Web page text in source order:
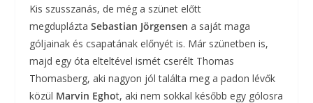
Kis szusszanás, de még a szünet előtt
megdupláztaSebastian Jörgensen a saját maga
góljainak és csapatának előnyét is. Már szünetben is,
majd egy óta elteltével ismét cserélt Thomas
Thomasberg, aki nagyon jól találta meg a padon lévők
közül Marvin Eghot, aki nem sokkal később egy gólosra